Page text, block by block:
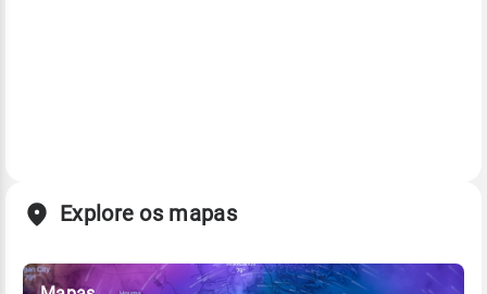
Explore os mapas